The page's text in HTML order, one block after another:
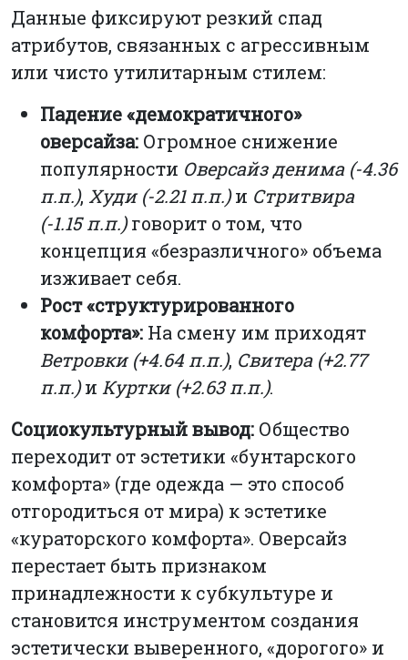
Данные фиксируют резкий спад
атрибутов, связанных с агрессивным
или чисто утилитарным стилем:
Падение «демократичного»
оверсайза: Огромное снижение
популярности Оверсайз денима (-4.36
п.п.), Худи (-2.21 п.п.)и Стритвира
(-1.15 п.п.)говорит о том, что
концепция «безразличного» объема
изживает себя.
Рост «структурированного
комфорта»: На смену им приходят
Ветровки (+4.64 п.п.), Свитера (+2.77
п.п.)и Куртки (+2.63 п.п.).
Социокультурный вывод: Общество
переходит от эстетики «бунтарского
комфорта» (где одежда — это способ
отгородиться от мира) к эстетике
«кураторского комфорта». Оверсайз
перестает быть признаком
принадлежности к субкультуре и
становится инструментом создания
эстетически выверенного, «дорогого» и